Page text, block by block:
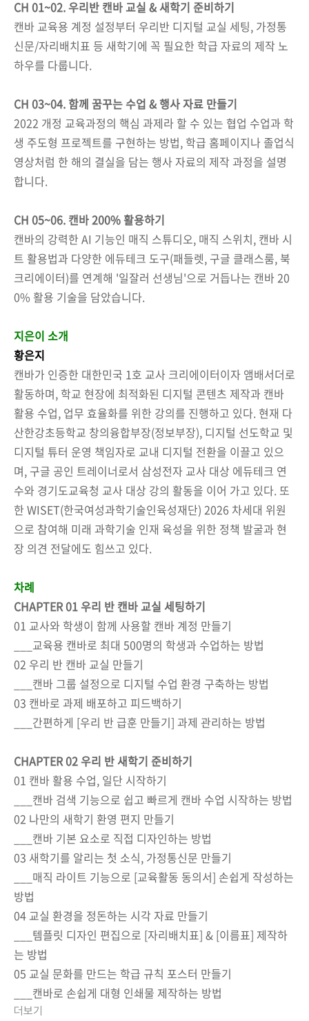
CH 01~02. 우리반 캔바 교실 & 새학기 준비하기
캔바 교육용 계정 설정부터 우리반 디지털 교실 세팅, 가정통
신문/자리배치표 등 새학기에 꼭 필요한 학급 자료의 제작 노
하우를 다룹니다.
CH 03~04. 함께 꿈꾸는 수업 & 행사 자료 만들기
2022 개정 교육과정의 핵심 과제라 할 수 있는 협업 수업과 학
생 주도형 프로젝트를 구현하는 방법, 학급 홈페이지나 졸업식
영상처럼 한 해의 결실을 담는 행사 자료의 제작 과정을 설명
합니다.
CH 05~06. 캔바 200% 활용하기
캔바의 강력한 AI 기능인 매직 스튜디오, 매직 스위치, 캔바 시
트 활용법과 다양한 에듀테크 도구(패들렛, 구글 클래스룸, 북
크리에이터)를 연계해 '일잘러 선생님'으로 거듭나는 캔바 20
0% 활용 기술을 담았습니다.
지은이 소개
황은지
캔바가 인증한 대한민국 1호 교사 크리에이터이자 앰배서더로
활동하며, 학교 현장에 최적화된 디지털 콘텐츠 제작과 캔바
활용 수업, 업무 효율화를 위한 강의를 진행하고 있다. 현재 다
산한강초등학교 창의융합부장(정보부장), 디지털 선도학교 및
디지털 튜터 운영 책임자로 교내 디지털 전환을 이끌고 있으
며, 구글 공인 트레이너로서 삼성전자 교사 대상 에듀테크 연
수와 경기도교육청 교사 대상 강의 활동을 이어 가고 있다. 또
한 WISET(한국여성과학기술인육성재단) 2026 차세대 위원
으로 참여해 미래 과학기술 인재 육성을 위한 정책 발굴과 현
장 의견 전달에도 힘쓰고 있다.
차례
CHAPTER 01 우리 반 캔바 교실 세팅하기
01 교사와 학생이 함께 사용할 캔바 계정 만들기
___교육용 캔바로 최대 500명의 학생과 수업하는 방법
02 우리 반 캔바 교실 만들기
___캔바 그룹 설정으로 디지털 수업 환경 구축하는 방법
03 캔바로 과제 배포하고 피드백하기
___간편하게 [우리 반 급훈 만들기] 과제 관리하는 방법
CHAPTER 02 우리 반 새학기 준비하기
01 캔바 활용 수업, 일단 시작하기
___캔바 검색 기능으로 쉽고 빠르게 캔바 수업 시작하는 방법
02 나만의 새학기 환영 편지 만들기
___캔바 기본 요소로 직접 디자인하는 방법
03 새학기를 알리는 첫 소식, 가정통신문 만들기
___매직 라이트 기능으로 [교육활동 동의서] 손쉽게 작성하는
방법
04 교실 환경을 정돈하는 시각 자료 만들기
___템플릿 디자인 편집으로 [자리배치표] & [이름표] 제작하
는 방법
05 교실 문화를 만드는 학급 규칙 포스터 만들기
___캔바로 손쉽게 대형 인쇄물 제작하는 방법
더보기